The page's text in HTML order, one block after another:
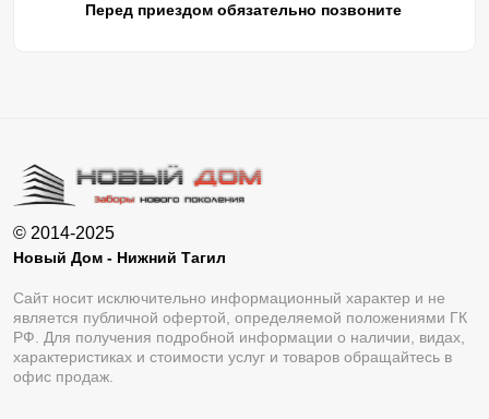
Перед приездом обязательно позвоните
© 2014-2025
Новый Дом - Нижний Тагил
Сайт носит исключительно информационный характер и не
является публичной офертой, определяемой положениями ГК
РФ. Для получения подробной информации о наличии, видах,
характеристиках и стоимости услуг и товаров обращайтесь в
офис продаж.